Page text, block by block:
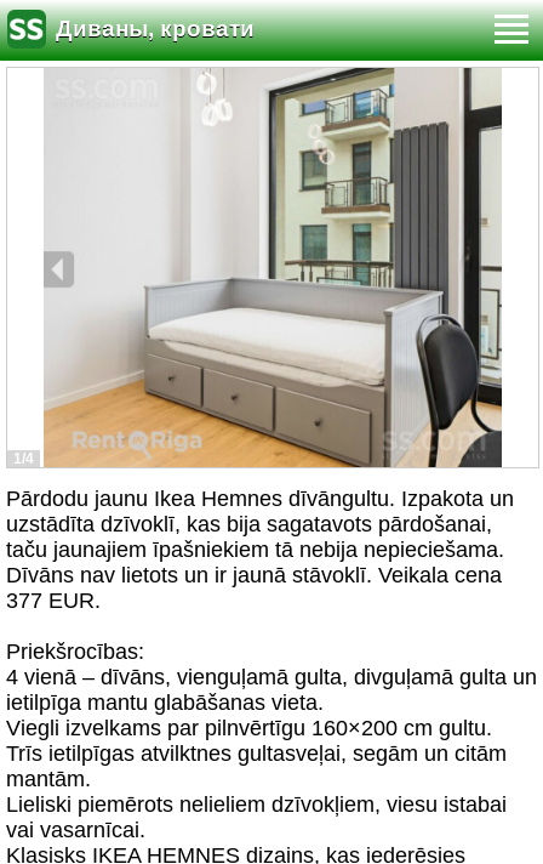
Диваны, кровати
1/4
Pārdodu jaunu Ikea Hemnes dīvāngultu. Izpakota un
uzstādīta dzīvoklī, kas bija sagatavots pārdošanai,
taču jaunajiem īpašniekiem tā nebija nepieciešama.
Dīvāns nav lietots un ir jaunā stāvoklī. Veikala cena
377 EUR.
Priekšrocības:
4 vienā – dīvāns, vienguļamā gulta, divguļamā gulta un
ietilpīga mantu glabāšanas vieta.
Viegli izvelkams par pilnvērtīgu 160×200 cm gultu.
Trīs ietilpīgas atvilktnes gultasveļai, segām un citām
mantām.
Lieliski piemērots nelieliem dzīvokļiem, viesu istabai
vai vasarnīcai.
Klasisks IKEA HEMNES dizains, kas iederēsies